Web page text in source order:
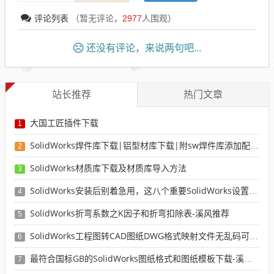
评论列表 （暂无评论， 2977人围观）
还没有评论，来说两句吧...
站长推荐 热门文章
1 大国工匠插件下载
2 SolidWorks焊件库下载|铝型材库下载|附sw焊件库添加配置使用教程
3 SolidWorks材质库下载及材质库导入方法
4 SolidWorks安装后别着急用，这八个重要SolidWorks设置可以提高你的画图效率
5 SolidWorks折弯系数之K因子和折弯扣除表-溪风推荐
6 SolidWorks工程图转CAD图纸DWG格式映射文件无乱码可分层-溪风亲测推荐
7 最符合国标GB的SolidWorks图纸格式和图纸模板下载-溪风专用版